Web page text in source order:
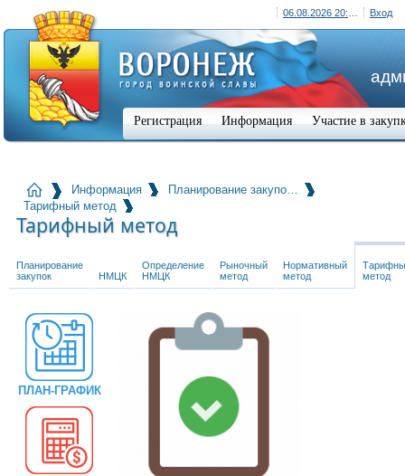
Вход
Регистрация Информация Участие в
Информация
Планирование закупо…
Тарифный метод
Тарифный метод
Планирование
закупок
НМЦК
Определение
НМЦК
Рыночный
метод
Нормативный
метод
метод
ПЛАН-ГРАФИК